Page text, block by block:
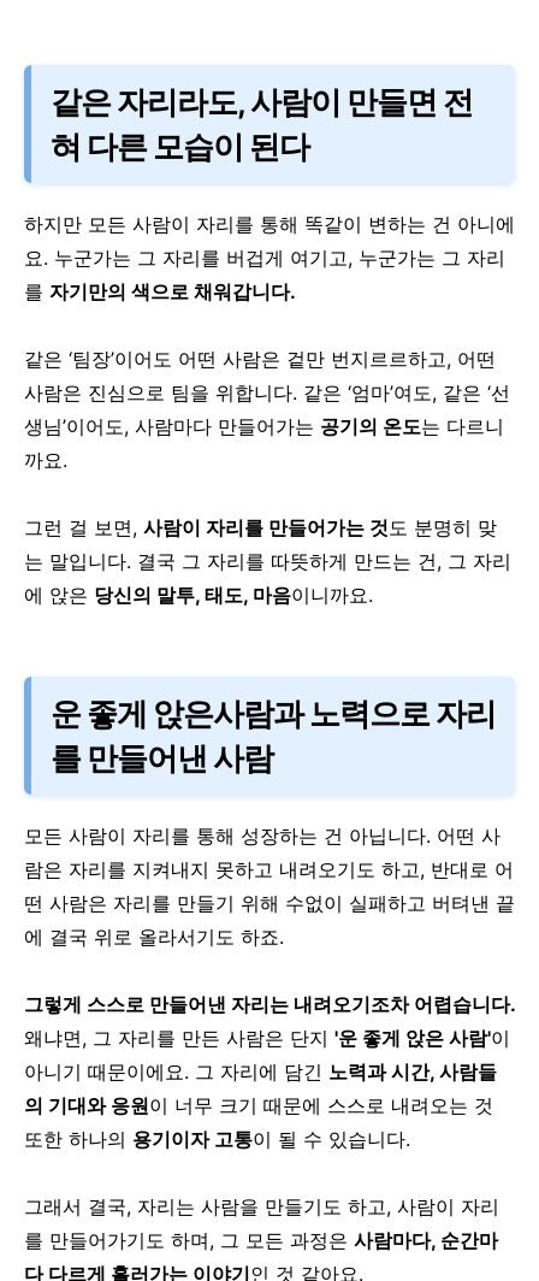
같은 자리라도, 사람이 만들면 전
혀 다른 모습이 된다
하지만 모든 사람이 자리를 통해 똑같이 변하는 건 아니에
요. 누군가는 그 자리를 버겁게 여기고, 누군가는 그 자리
를 자기만의 색으로 채워갑니다.
같은 ‘팀장’이어도 어떤 사람은 겉만 번지르르하고, 어떤
사람은 진심으로 팀을 위합니다. 같은 ‘엄마’여도, 같은 ‘선
생님’이어도, 사람마다 만들어가는 공기의 온도는 다르니
까요.
그런 걸 보면, 사람이 자리를 만들어가는 것도 분명히 맞
는 말입니다. 결국 그 자리를 따뜻하게 만드는 건, 그 자리
에 앉은 당신의 말투, 태도, 마음이니까요.
운 좋게 앉은사람과 노력으로 자리
를 만들어낸 사람
모든 사람이 자리를 통해 성장하는 건 아닙니다. 어떤 사
람은 자리를 지켜내지 못하고 내려오기도 하고, 반대로 어
떤 사람은 자리를 만들기 위해 수없이 실패하고 버텨낸 끝
에 결국 위로 올라서기도 하죠.
그렇게 스스로 만들어낸 자리는 내려오기조차 어렵습니다.
왜냐면, 그 자리를 만든 사람은 단지 '운 좋게 앉은 사람'이
아니기 때문이에요. 그 자리에 담긴 노력과 시간, 사람들
의 기대와 응원이 너무 크기 때문에 스스로 내려오는 것
또한 하나의 용기이자 고통이 될 수 있습니다.
그래서 결국, 자리는 사람을 만들기도 하고, 사람이 자리
를 만들어가기도 하며, 그 모든 과정은 사람마다, 순간마
다 다르게 흘러가는 이야기인 것 같아요.